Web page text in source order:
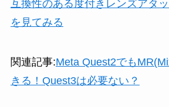
互換性のある度付きレンズアタ
を見てみる
関連記事:Meta Quest2でも
きる！Quest3は必要ない？